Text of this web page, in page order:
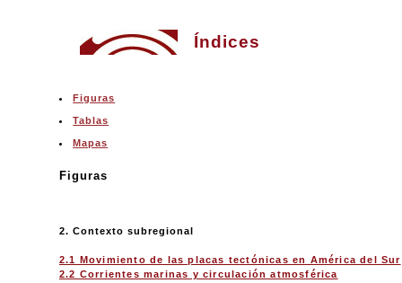
Índices
Figuras
Tablas
Mapas
Figuras
2. Contexto subregional
2.1 Movimiento de las placas tectónicas en América del Sur
2.2 Corrientes marinas y circulación atmosférica